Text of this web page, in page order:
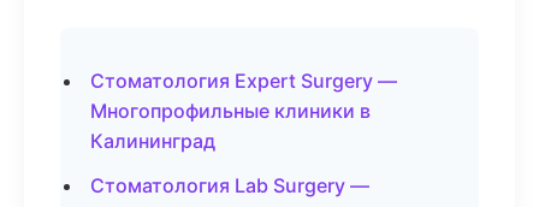
Стоматология Expert Surgery —
Многопрофильные клиники в
Калининград
Стоматология Lab Surgery —